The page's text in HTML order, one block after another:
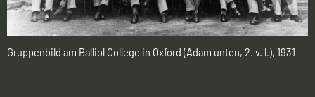
Gruppenbild am Balliol College in Oxford (Adam unten, 2. v. l.), 1931